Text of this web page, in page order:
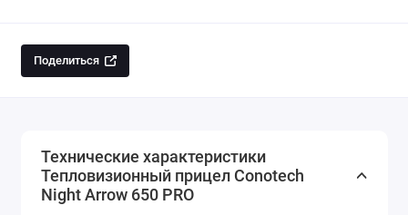
Поделиться
Технические характеристики
Тепловизионный прицел Conotech
Night Arrow 650 PRO